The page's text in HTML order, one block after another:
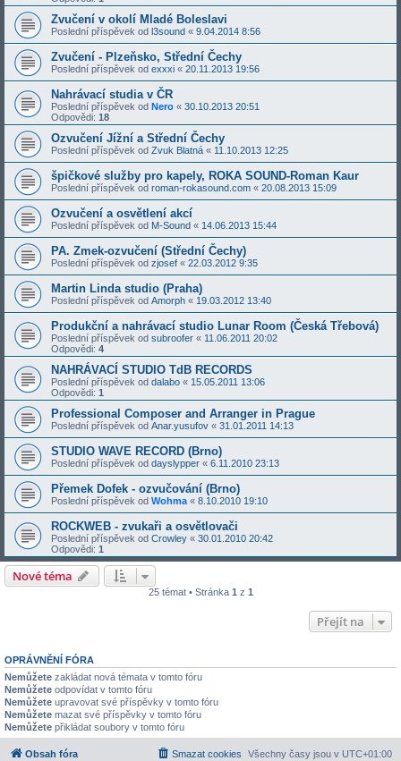
Zvučení v okolí Mladé Boleslavi
Poslední příspěvek od l3sound « 9.04.2014 8:56
Zvučení - Plzeňsko, Střední Čechy
Poslední příspěvek od exxxi « 20.11.2013 19:56
Nahrávací studia v ČR
Poslední příspěvek od Nero « 30.10.2013 20:51
Odpovědi: 18
Ozvučení Jížní a Střední Čechy
Poslední příspěvek od Zvuk Blatná « 11.10.2013 12:25
špičkové služby pro kapely, ROKA SOUND-Roman Kaur
Poslední příspěvek od roman-rokasound.com « 20.08.2013 15:09
Ozvučení a osvětlení akcí
Poslední příspěvek od M-Sound « 14.06.2013 15:44
PA. Zmek-ozvučení (Střední Čechy)
Poslední příspěvek od zjosef « 22.03.2012 9:35
Martin Linda studio (Praha)
Poslední příspěvek od Amorph « 19.03.2012 13:40
Produkční a nahrávací studio Lunar Room (Česká Třebová)
Poslední příspěvek od subroofer « 11.06.2011 20:02
Odpovědi: 4
NAHRÁVACÍ STUDIO TdB RECORDS
Poslední příspěvek od dalabo « 15.05.2011 13:06
Odpovědi: 1
Professional Composer and Arranger in Prague
Poslední příspěvek od Anar.yusufov « 31.01.2011 14:13
STUDIO WAVE RECORD (Brno)
Poslední příspěvek od dayslypper « 6.11.2010 23:13
Přemek Dofek - ozvučování (Brno)
Poslední příspěvek od Wohma « 8.10.2010 19:10
ROCKWEB - zvukaři a osvětlovači
Poslední příspěvek od Crowley « 30.01.2010 20:42
Odpovědi: 1
Nové téma
25 témat • Stránka 1 z 1
Přejít na
OPRÁVNĚNÍ FÓRA
Nemůžete zakládat nová témata v tomto fóru
Nemůžete odpovídat v tomto fóru
Nemůžete upravovat své příspěvky v tomto fóru
Nemůžete mazat své příspěvky v tomto fóru
Nemůžete přikládat soubory v tomto fóru
Obsah fóra Všechny časy jsou v UTC+01:00
Smazat cookies